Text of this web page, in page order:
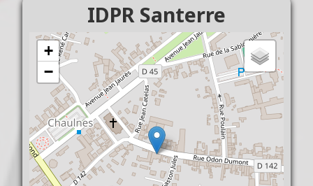
IDPR Santerre
+
−